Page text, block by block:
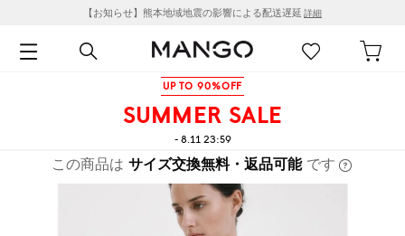
【お知らせ】熊本地域地震の影響による配送遅延 詳細
UP TO 90%OFF
SUMMER SALE
- 8.11 23:59
この商品は サイズ交換無料・返品可能 です